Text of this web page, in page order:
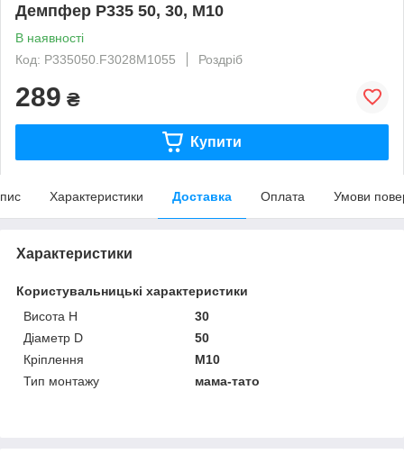
Демпфер P335 50, 30, M10
В наявності
Код: P335050.F3028M1055
Роздріб
289 ₴
Купити
Характеристики Доставка Оплата Умови
Характеристики
Користувальницькі характеристики
Висота H
30
Діаметр D
50
Кріплення
M10
Тип монтажу
мама-тато